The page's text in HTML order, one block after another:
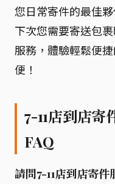
您日常寄件的最佳夥
下次您需要寄送包
服務，體驗輕鬆便
便！
7-11店到店寄
FAQ
請問7-11店到店寄件